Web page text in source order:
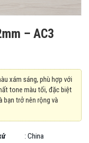
– AC3
xám sáng, phù hợp với
tone màu tối, đặc biệt
bạn trở nên rộng và
: China